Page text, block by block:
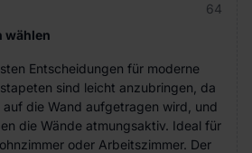
64
wählen
Entscheidungen für moderne
sind leicht anzubringen, da
die Wand aufgetragen wird, und
die Wände atmungsaktiv. Ideal für
oder Arbeitszimmer. Der